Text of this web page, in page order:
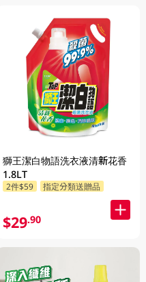
獅王潔白物語洗衣液清新花香
1.8LT
2件$59 指定分類送贈品
$29.90